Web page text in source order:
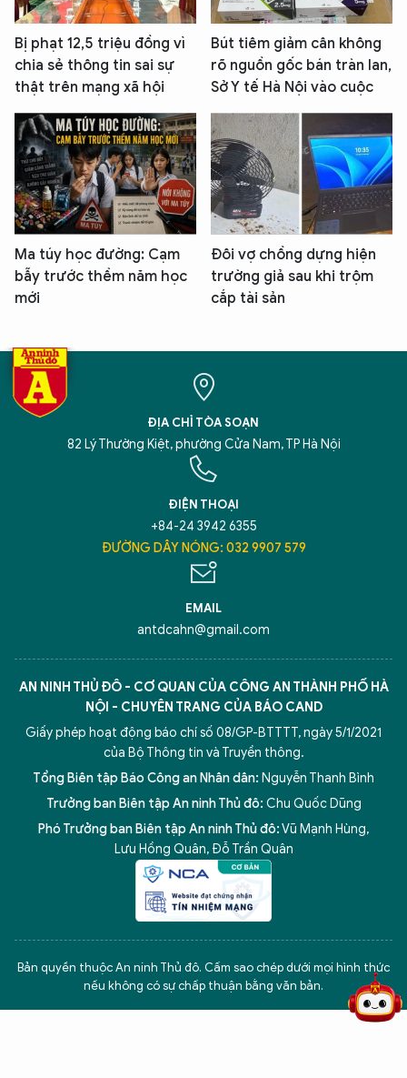
Bị phạt 12,5 triệu đồng vì
chia sẻ thông tin sai sự
thật trên mạng xã hội
Bút tiêm giảm cân không
rõ nguồn gốc bán tràn lan,
Sở Y tế Hà Nội vào cuộc
Ma túy học đường: Cạm
bẫy trước thềm năm học
mới
Đôi vợ chồng dựng hiện
trường giả sau khi trộm
cắp tài sản
ĐỊA CHỈ TÒA SOẠN
82 Lý Thường Kiệt, phường Cửa Nam, TP Hà Nội
ĐIỆN THOẠI
+84-24 3942 6355
ĐƯỜNG DÂY NÓNG: 032 9907 579
EMAIL
antdcahn@gmail.com
AN NINH THỦ ĐÔ - CƠ QUAN CỦA CÔNG AN THÀNH PHỐ HÀ
NỘI - CHUYÊN TRANG CỦA BÁO CAND
Giấy phép hoạt động báo chí số 08/GP-BTTTT, ngày 5/1/2021
của Bộ Thông tin và Truyền thông.
Tổng Biên tập Báo Công an Nhân dân: Nguyễn Thanh Bình
Trưởng ban Biên tập An ninh Thủ đô: Chu Quốc Dũng
Phó Trưởng ban Biên tập An ninh Thủ đô:Vũ Mạnh Hùng,
Lưu Hồng Quân, Đỗ Trần Quân
Bản quyền thuộc An ninh Thủ đô. Cấm sao chép dưới mọi hình thức
nếu không có sự chấp thuận bằng văn bản.
5 điểm nghẽn của Hà Nội giải pháp xử lý điểm nghẽn của